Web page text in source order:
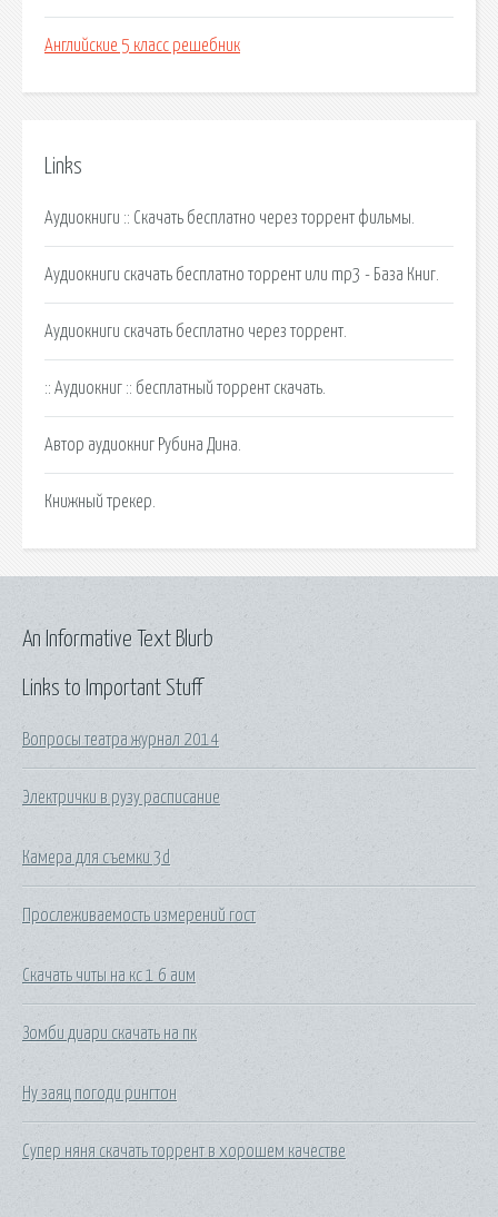
Английские 5 класс решебник
Links
Аудиокниги :: Скачать бесплатно через торрент фильмы.
Аудиокниги скачать бесплатно торрент или mp3 - База Книг.
Аудиокниги скачать бесплатно через торрент.
:: Аудиокниг :: бесплатный торрент скачать.
Автор аудиокниг Рубина Дина.
Книжный трекер.
Links to Important Stuff
Вопросы театра журнал 2014
Электрички в рузу расписание
Камера для съемки 3d
Прослеживаемость измерений гост
Скачать читы на кс 1 6 аим
Зомби диари скачать на пк
Ну заяц погоди рингтон
Супер няня скачать торрент в хорошем качестве
An Informative Text Blurb